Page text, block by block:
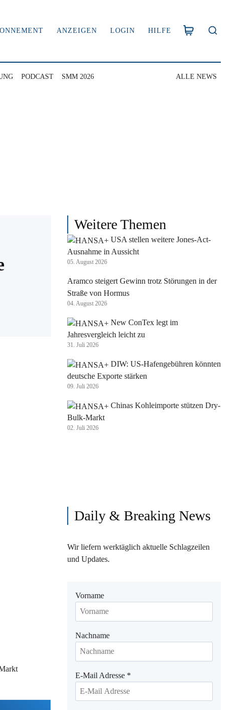
ANZEIGEN LOGIN HILFE
PODCAST SMM 2026 ALLE NEWS
Weitere Themen
USA stellen weitere Jones-Act-
Ausnahme in Aussicht
05. August 2026
Aramco steigert Gewinn trotz Störungen in der
Straße von Hormus
04. August 2026
New ConTex legt im
Jahresvergleich leicht zu
31. Juli 2026
DIW: US-Hafengebühren könnten
deutsche Exporte stärken
09. Juli 2026
Chinas Kohleimporte stützen Dry-
Bulk-Markt
02. Juli 2026
Daily & Breaking News
Wir liefern werktäglich aktuelle Schlagzeilen
und Updates.
Vorname
Nachname
E-Mail Adresse *